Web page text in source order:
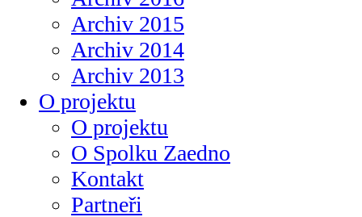
Archiv 2015
Archiv 2014
Archiv 2013
O projektu
O projektu
O Spolku Zaedno
Kontakt
Partneři